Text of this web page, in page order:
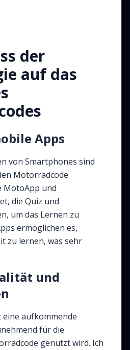
der
auf das
Apps
von Smartphones sind
Motorradcode
MotoApp und
die Quiz und
um das Lernen zu
ermöglichen es,
zu lernen, was sehr
und
aufkommende
für die
genutzt wird. Ich